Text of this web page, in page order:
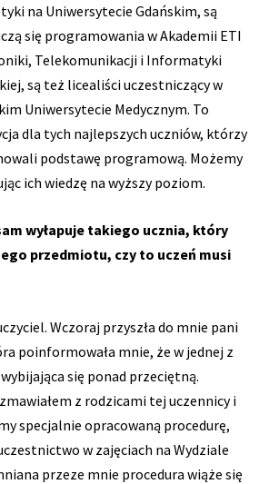
na Uniwersytecie Gdańskim, są
się programowania w Akademii ETI
Telekomunikacji i Informatyki
są też licealiści uczestniczący w
Uniwersytecie Medycznym. To
dla tych najlepszych uczniów, którzy
podstawę programową. Możemy
ich wiedzę na wyższy poziom.
wyłapuje takiego ucznia, który
przedmiotu, czy to uczeń musi
Wczoraj przyszła do mnie pani
poinformowała mnie, że w jednej z
się ponad przeciętną.
z rodzicami tej uczennicy i
specjalnie opracowaną procedurę,
w zajęciach na Wydziale
przeze mnie procedura wiąże się